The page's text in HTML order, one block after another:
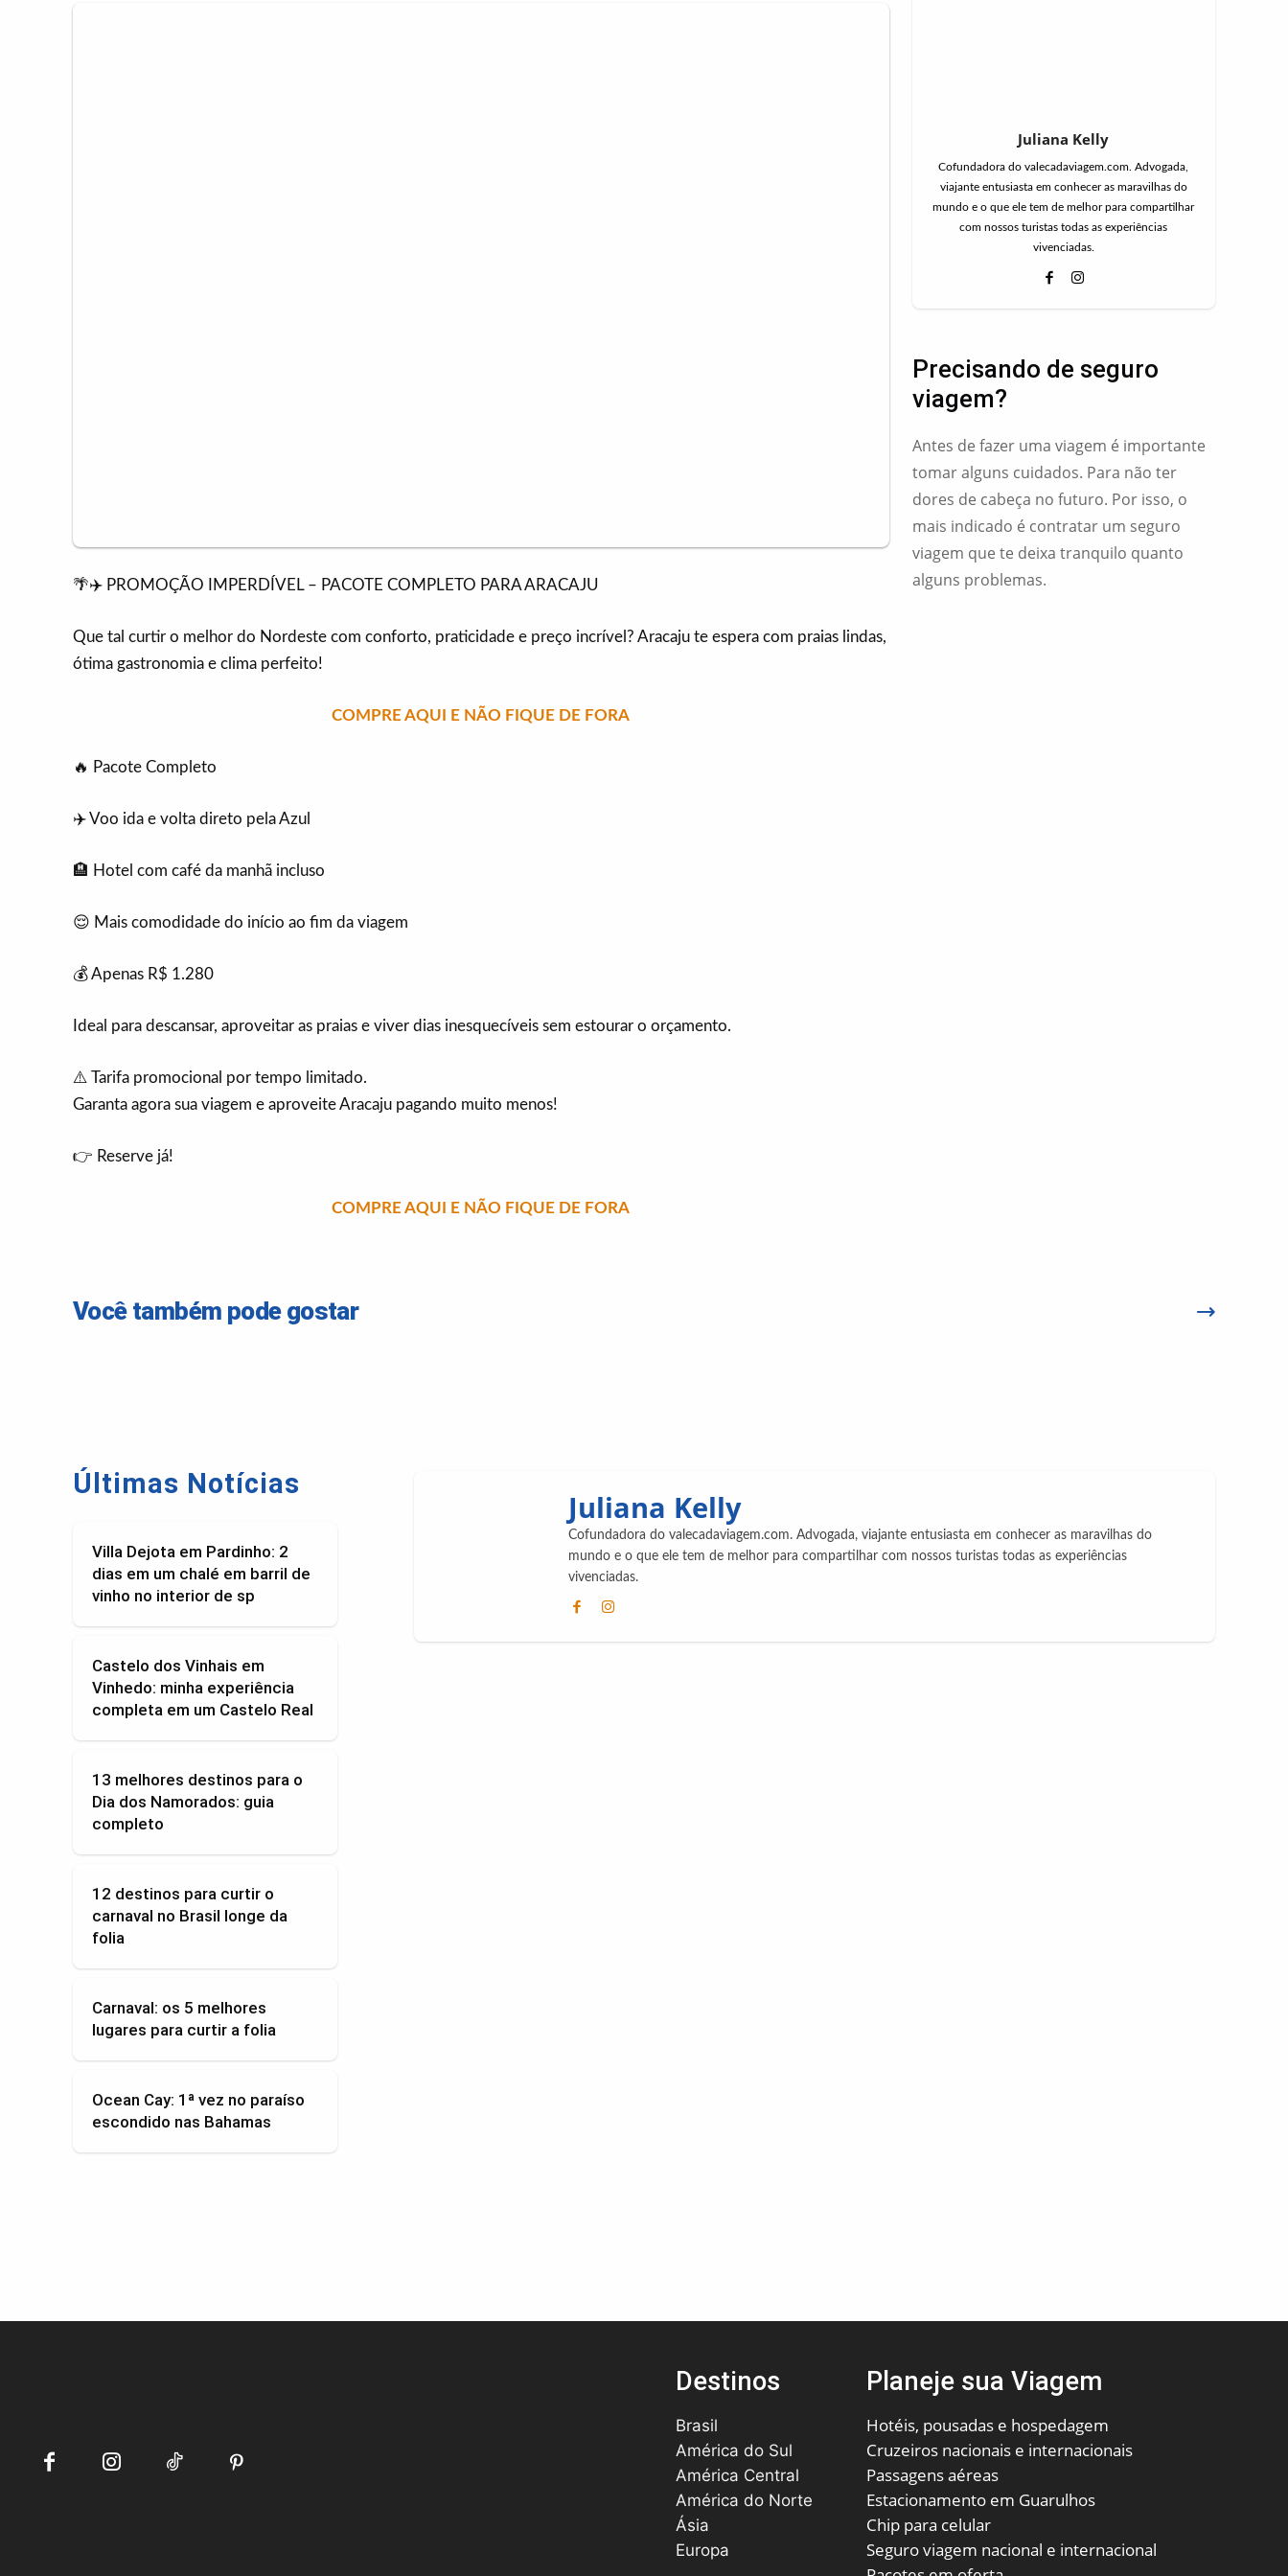
🌴✈️ PROMOÇÃO IMPERDÍVEL – PACOTE COMPLETO PARA ARACAJU
Que tal curtir o melhor do Nordeste com conforto, praticidade e preço incrível? Aracaju te espera com praias lindas,
ótima gastronomia e clima perfeito!
COMPRE AQUI E NÃO FIQUE DE FORA
🔥 Pacote Completo
✈️ Voo ida e volta direto pela Azul
🏨 Hotel com café da manhã incluso
😌 Mais comodidade do início ao fim da viagem
💰 Apenas R$ 1.280
Ideal para descansar, aproveitar as praias e viver dias inesquecíveis sem estourar o orçamento.
⚠️ Tarifa promocional por tempo limitado.
Garanta agora sua viagem e aproveite Aracaju pagando muito menos!
👉 Reserve já!
COMPRE AQUI E NÃO FIQUE DE FORA
Juliana Kelly
Cofundadora do valecadaviagem.com. Advogada,
viajante entusiasta em conhecer as maravilhas do
mundo e o que ele tem de melhor para compartilhar
com nossos turistas todas as experiências
vivenciadas.
Precisando de seguro
viagem?
Antes de fazer uma viagem é importante
tomar alguns cuidados. Para não ter
dores de cabeça no futuro. Por isso, o
mais indicado é contratar um seguro
viagem que te deixa tranquilo quanto
alguns problemas.
Você também pode gostar
Últimas Notícias
Villa Dejota em Pardinho: 2
dias em um chalé em barril de
vinho no interior de sp
Castelo dos Vinhais em
Vinhedo: minha experiência
completa em um Castelo Real
13 melhores destinos para o
Dia dos Namorados: guia
completo
12 destinos para curtir o
carnaval no Brasil longe da
folia
Carnaval: os 5 melhores
lugares para curtir a folia
Ocean Cay: 1ª vez no paraíso
escondido nas Bahamas
Juliana Kelly
Cofundadora do valecadaviagem.com. Advogada, viajante entusiasta em conhecer as maravilhas do
mundo e o que ele tem de melhor para compartilhar com nossos turistas todas as experiências
vivenciadas.
Destinos
Brasil
América do Sul
América Central
América do Norte
Ásia
Europa
Planeje sua Viagem
Hotéis, pousadas e hospedagem
Cruzeiros nacionais e internacionais
Passagens aéreas
Estacionamento em Guarulhos
Chip para celular
Seguro viagem nacional e internacional